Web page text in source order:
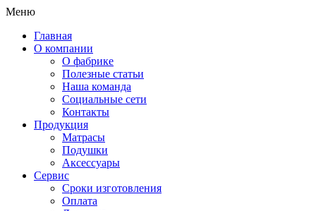
Меню
Главная
О компании
О фабрике
Полезные статьи
Наша команда
Социальные сети
Контакты
Продукция
Матрасы
Подушки
Аксессуары
Сервис
Сроки изготовления
Оплата